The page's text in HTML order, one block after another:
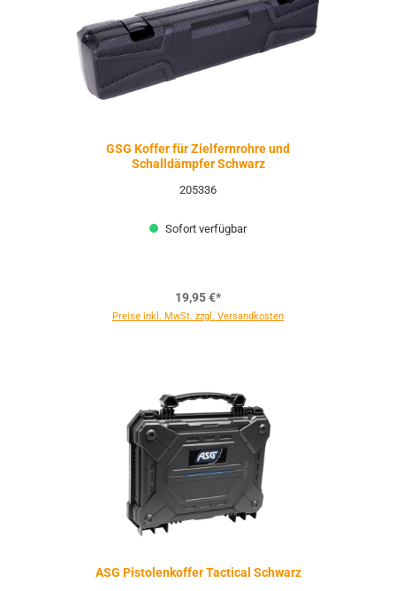
GSG Koffer für Zielfernrohre und
Schalldämpfer Schwarz
205336
Sofort verfügbar
19,95 €*
Preise inkl. MwSt. zzgl. Versandkosten
ASG Pistolenkoffer Tactical Schwarz